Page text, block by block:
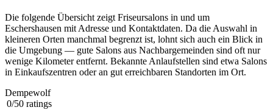
Die folgende Übersicht zeigt Friseursalons in und um
Eschershausen mit Adresse und Kontaktdaten. Da die Auswahl in
kleineren Orten manchmal begrenzt ist, lohnt sich auch ein Blick in
die Umgebung — gute Salons aus Nachbargemeinden sind oft nur
wenige Kilometer entfernt. Bekannte Anlaufstellen sind etwa Salons
in Einkaufszentren oder an gut erreichbaren Standorten im Ort.
Dempewolf
0/50 ratings